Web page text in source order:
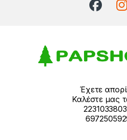
Έχετε
Καλέστε μας